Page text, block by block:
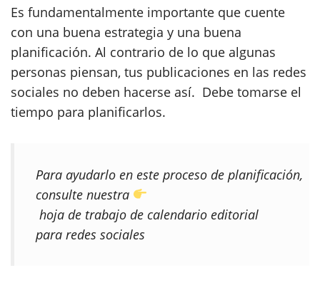
Es fundamentalmente importante que cuente
con una buena estrategia y una buena
planificación. Al contrario de lo que algunas
personas piensan, tus publicaciones en las redes
sociales no deben hacerse así. Debe tomarse el
tiempo para planificarlos.
Para ayudarlo en este proceso de planificación,
consulte nuestra
hoja de trabajo de calendario editorial
para redes sociales